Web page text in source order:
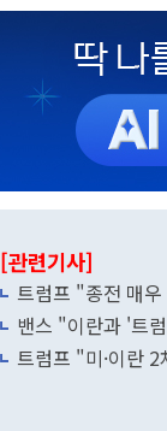
[관련기사]
트럼프 "종전 매
밴스 "이란과 '트
트럼프 "미·이란